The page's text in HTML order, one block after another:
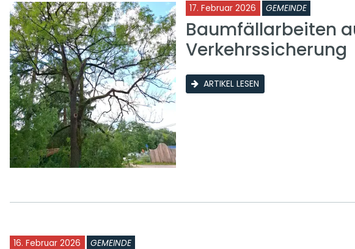
17. Februar 2026 GEMEINDE
Baumfällarbeiten
Verkehrssicherung
ARTIKEL LESEN
16. Februar 2026 GEMEINDE